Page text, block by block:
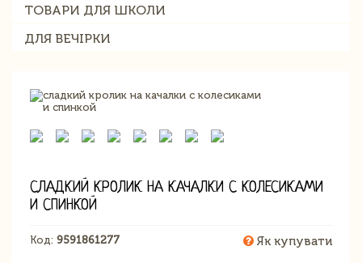
ТОВАРИ ДЛЯ ШКОЛИ
ДЛЯ ВЕЧІРКИ
СЛАДКИЙ КРОЛИК НА КАЧАЛКИ С КОЛЕСИКАМИ
И СПИНКОЙ
Код: 9591861277 Як купувати